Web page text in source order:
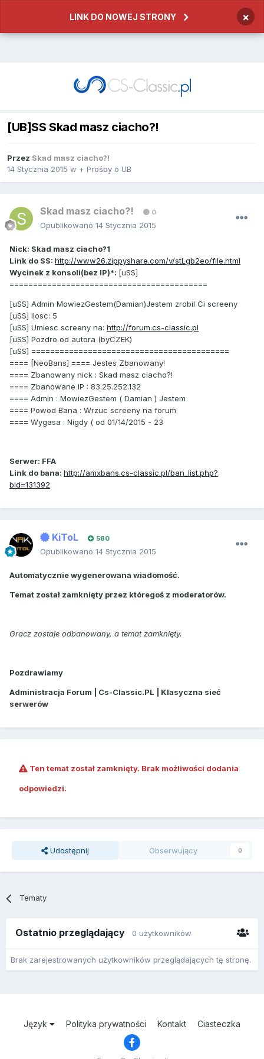
LINK DO NOWEJ STRONY ×
[UB]SS Skad masz ciacho?!
Przez Skad masz ciacho?!
14 Stycznia 2015 w + Prośby o UB
Skad masz ciacho?! 0
Opublikowano 14 Stycznia 2015
Nick: Skad masz ciacho?1
Link do SS: http://www26.zippyshare.com/v/stLgb2eo/file.html
Wycinek z konsoli(bez IP)*: [uSS]
==========================================
[uSS] Admin MowiezGestem(Damian)Jestem zrobil Ci screeny
[uSS] Ilosc: 5
[uSS] Umiesc screeny na: http://forum.cs-classic.pl
[uSS] Pozdro od autora (byCZEK)
[uSS] ==========================================
==== [NeoBans] ==== Jestes Zbanowany!
==== Zbanowany nick : Skad masz ciacho?!
==== Zbanowane IP : 83.25.252.132
==== Admin : MowiezGestem ( Damian ) Jestem
==== Powod Bana : Wrzuc screeny na forum
==== Wygasa : Nigdy ( od 01/14/2015 - 23
Serwer: FFA
Link do bana: http://amxbans.cs-classic.pl/ban_list.php?
bid=131392
KiToL 580
Opublikowano 14 Stycznia 2015
Automatycznie wygenerowana wiadomość.
Temat został zamknięty przez któregoś z moderatorów.
Gracz zostaje odbanowany, a temat zamknięty.
Pozdrawiamy
Administracja Forum | Cs-Classic.PL | Klasyczna sieć
serwerów
Ten temat został zamknięty. Brak możliwości dodania
odpowiedzi.
Udostępnij Obserwujący 0
Tematy
Ostatnio przeglądający 0 użytkowników
Brak zarejestrowanych użytkowników przeglądających tę stronę.
Język Polityka prywatności Kontakt Ciasteczka